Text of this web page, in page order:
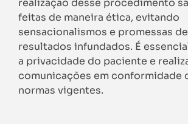
realização desse procedimento
feitas de maneira ética, evitando
sensacionalismos e promessas de
resultados infundados. É
a privacidade do paciente e
comunicações em conformidade
normas vigentes.